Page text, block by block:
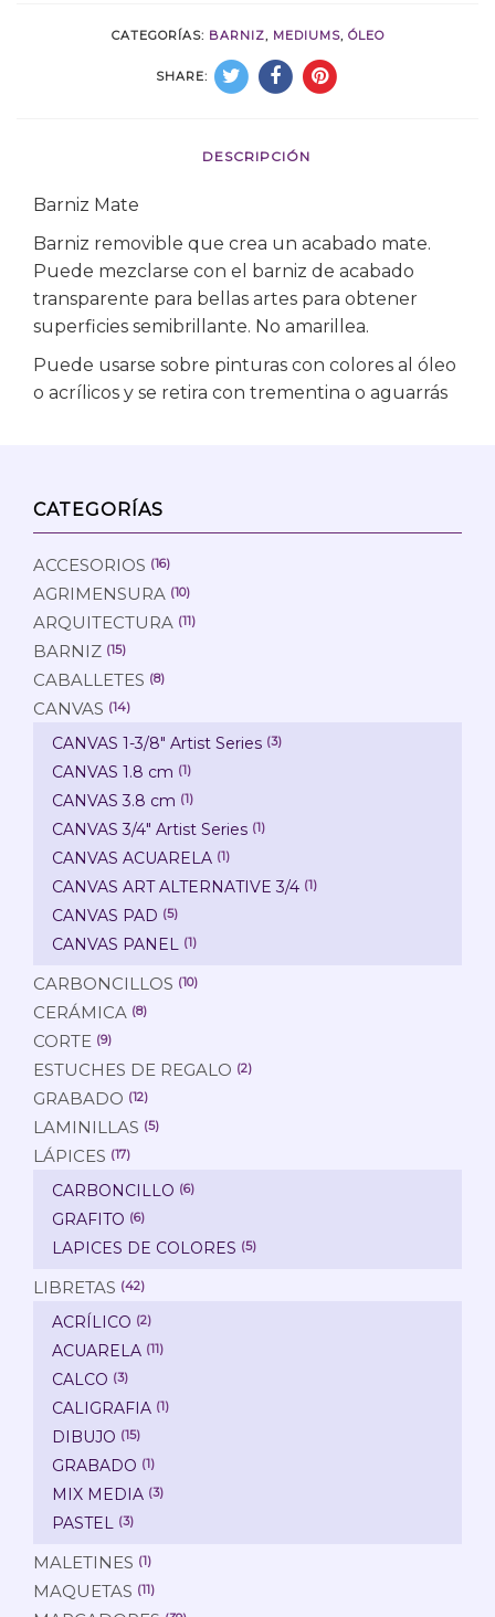
CATEGORÍAS: BARNIZ, MEDIUMS, ÓLEO
SHARE:
DESCRIPCIÓN
Barniz Mate
Barniz removible que crea un acabado mate.
Puede mezclarse con el barniz de acabado
transparente para bellas artes para obtener
superficies semibrillante. No amarillea.
Puede usarse sobre pinturas con colores al óleo
o acrílicos y se retira con trementina o aguarrás
CATEGORÍAS
ACCESORIOS (16)
AGRIMENSURA (10)
ARQUITECTURA (11)
BARNIZ (15)
CABALLETES (8)
CANVAS (14)
CANVAS 1-3/8" Artist Series (3)
CANVAS 1.8 cm (1)
CANVAS 3.8 cm (1)
CANVAS 3/4" Artist Series (1)
CANVAS ACUARELA (1)
CANVAS ART ALTERNATIVE 3/4 (1)
CANVAS PAD (5)
CANVAS PANEL (1)
CARBONCILLOS (10)
CERÁMICA (8)
CORTE (9)
ESTUCHES DE REGALO (2)
GRABADO (12)
LAMINILLAS (5)
LÁPICES (17)
CARBONCILLO (6)
GRAFITO (6)
LAPICES DE COLORES (5)
LIBRETAS (42)
ACRÍLICO (2)
ACUARELA (11)
CALCO (3)
CALIGRAFIA (1)
DIBUJO (15)
GRABADO (1)
MIX MEDIA (3)
PASTEL (3)
MALETINES (1)
MAQUETAS (11)